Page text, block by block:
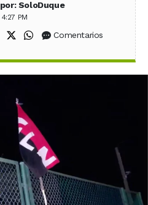
SoloDuque
PM
en Facebook
Compartir en X (Twitter)
Compartir en WhatsApp
Comentarios